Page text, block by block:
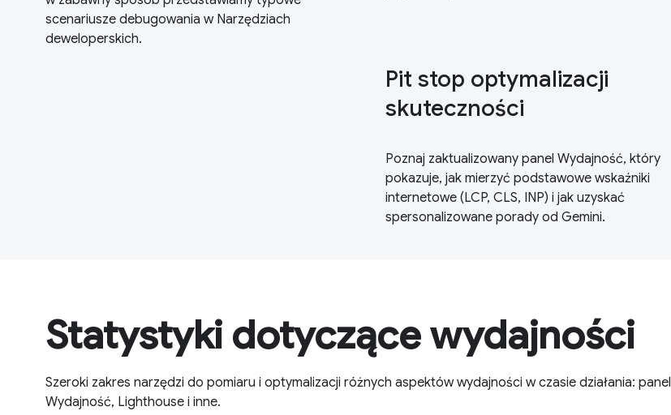
scenariusze debugowania w Narzędziach
deweloperskich.
Pit stop optymalizacji
skuteczności
Poznaj zaktualizowany panel Wydajność, który
pokazuje, jak mierzyć podstawowe wskaźniki
internetowe (LCP, CLS, INP) i jak uzyskać
spersonalizowane porady od Gemini.
Statystyki dotyczące wydajności
Szeroki zakres narzędzi do pomiaru i optymalizacji różnych aspektów wydajności w czasie działania: panel
Wydajność, Lighthouse i inne.